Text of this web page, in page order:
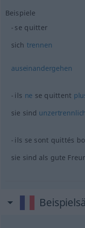
Beispiele
se quitter
sich trennen
auseinandergehen
ils ne se quittent
sie sind
ils se sont quittés
sie sind als gute